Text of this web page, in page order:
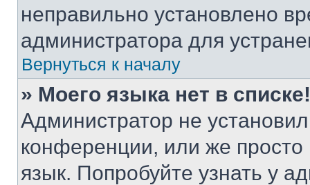
неправильно установлено
администратора для
Вернуться к началу
» Моего языка нет в списке!
Администратор не
конференции, или же
язык. Попробуйте узнать у